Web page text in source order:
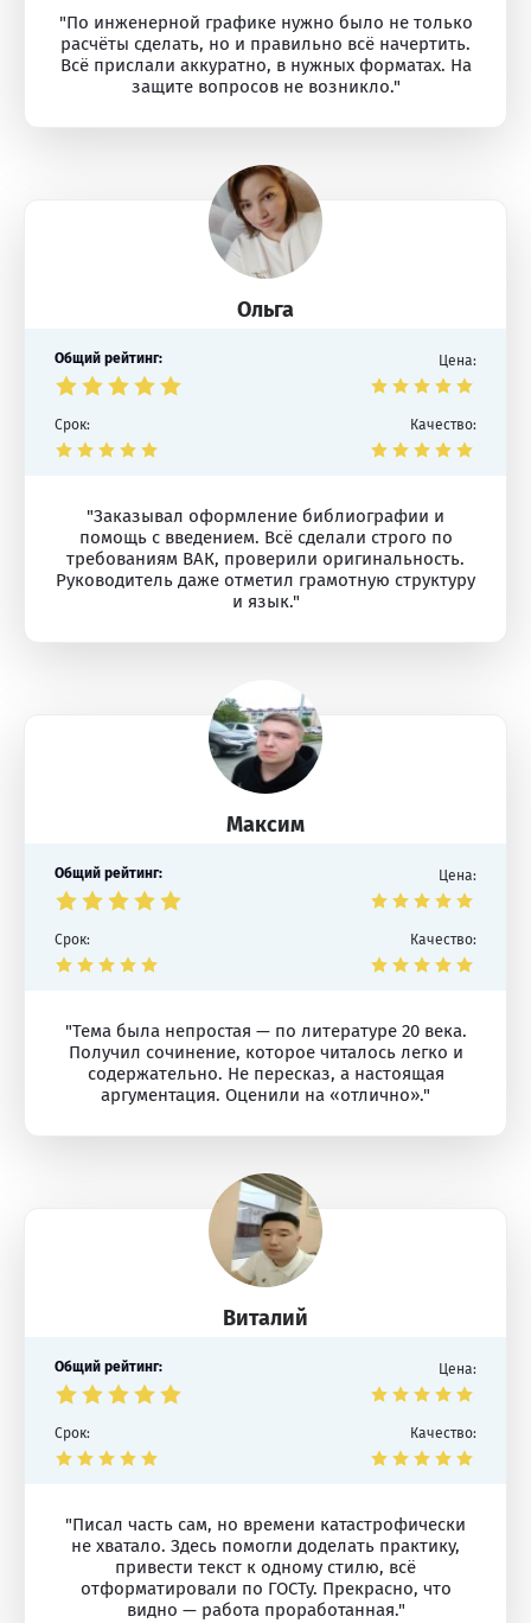
"По инженерной графике нужно было не только
расчёты сделать, но и правильно всё начертить.
Всё прислали аккуратно, в нужных форматах. На
защите вопросов не возникло."
Ольга
Общий рейтинг: Цена:
Срок: Качество:
"Заказывал оформление библиографии и
помощь с введением. Всё сделали строго по
требованиям ВАК, проверили оригинальность.
Руководитель даже отметил грамотную структуру
и язык."
Максим
Общий рейтинг: Цена:
Срок: Качество:
"Тема была непростая — по литературе 20 века.
Получил сочинение, которое читалось легко и
содержательно. Не пересказ, а настоящая
аргументация. Оценили на «отлично»."
Виталий
Общий рейтинг: Цена:
Срок: Качество:
"Писал часть сам, но времени катастрофически
не хватало. Здесь помогли доделать практику,
привести текст к одному стилю, всё
отформатировали по ГОСТу. Прекрасно, что
видно — работа проработанная."